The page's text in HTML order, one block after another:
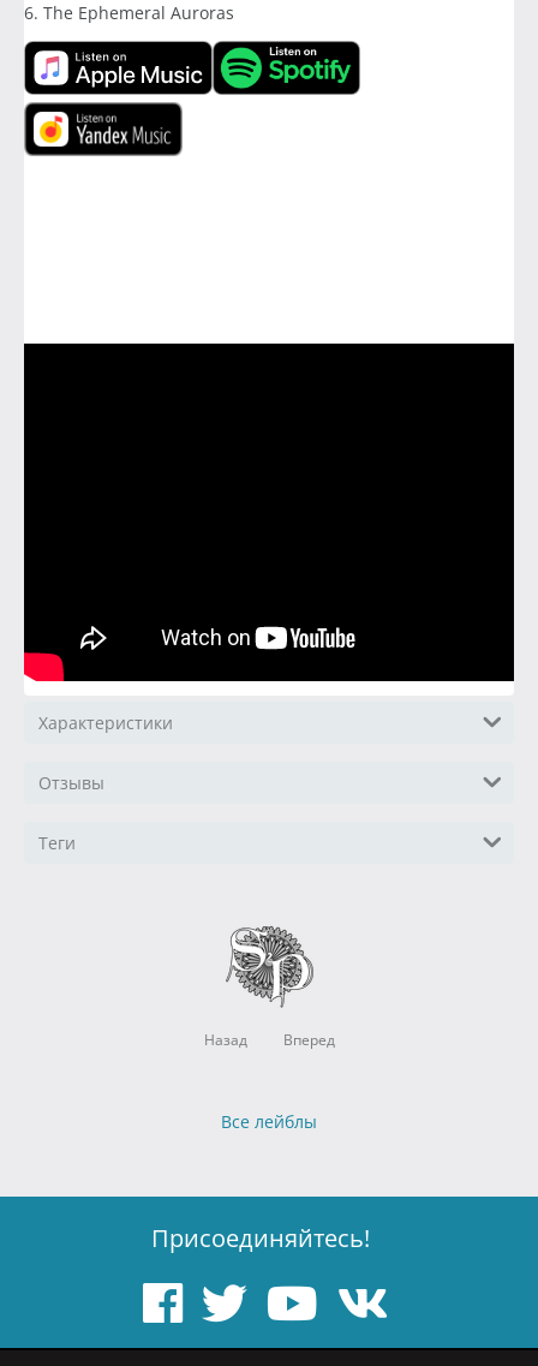
6. The Ephemeral Auroras
Характеристики
Отзывы
Теги
Назад Вперед
Все лейблы
Присоединяйтесь!